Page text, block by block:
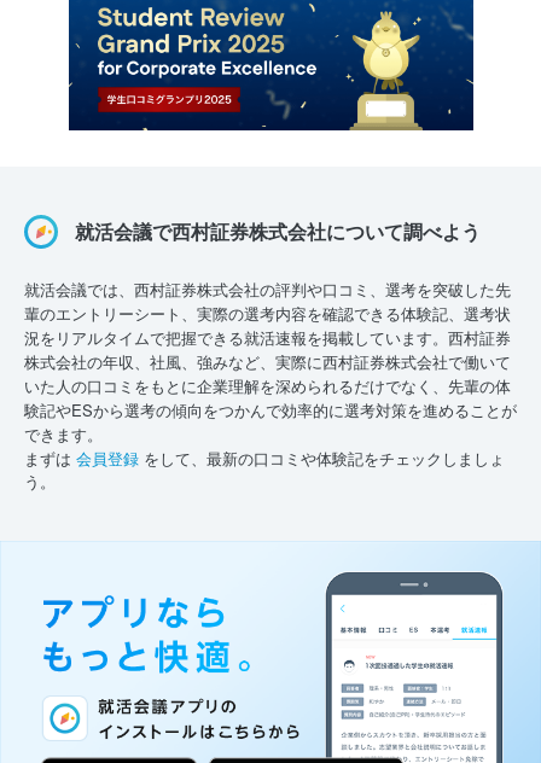
就活会議で西村証券株式会社について調べよう
就活会議では、西村証券株式会社の評判や口コミ、選考を突破した先
輩のエントリーシート、実際の選考内容を確認できる体験記、選考状
況をリアルタイムで把握できる就活速報を掲載しています。西村証券
株式会社の年収、社風、強みなど、実際に西村証券株式会社で働いて
いた人の口コミをもとに企業理解を深められるだけでなく、先輩の体
験記やESから選考の傾向をつかんで効率的に選考対策を進めることが
できます。
まずは 会員登録 をして、最新の口コミや体験記をチェックしましょ
う。